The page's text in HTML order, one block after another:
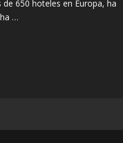
650 hoteles en Europa, ha
…